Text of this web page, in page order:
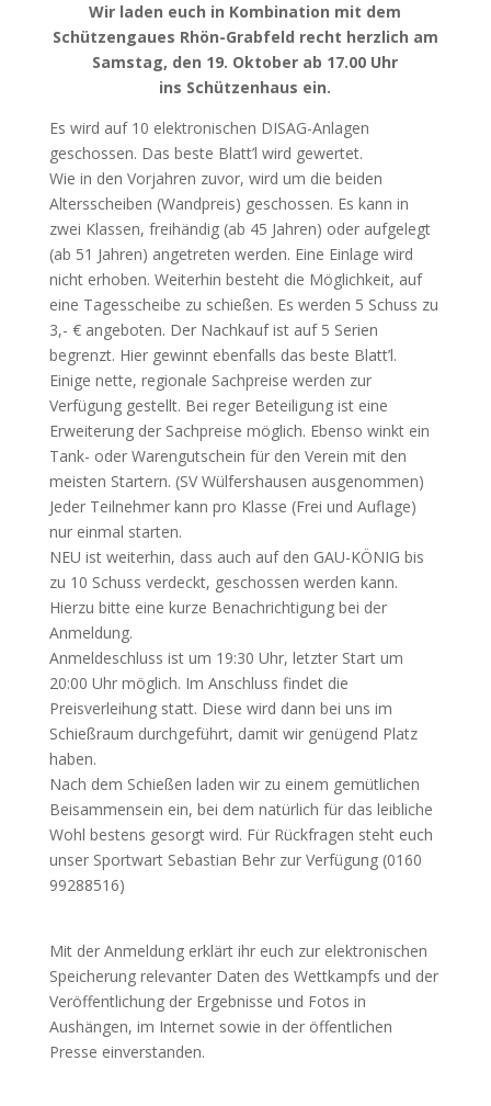
Wir laden euch in Kombination mit dem
Schützengaues Rhön-Grabfeld recht herzlich am
Samstag, den 19. Oktober ab 17.00 Uhr
ins Schützenhaus ein.
Es wird auf 10 elektronischen DISAG-Anlagen
geschossen. Das beste Blatt’l wird gewertet.
Wie in den Vorjahren zuvor, wird um die beiden
Altersscheiben (Wandpreis) geschossen. Es kann in
zwei Klassen, freihändig (ab 45 Jahren) oder aufgelegt
(ab 51 Jahren) angetreten werden. Eine Einlage wird
nicht erhoben. Weiterhin besteht die Möglichkeit, auf
eine Tagesscheibe zu schießen. Es werden 5 Schuss zu
3,- € angeboten. Der Nachkauf ist auf 5 Serien
begrenzt. Hier gewinnt ebenfalls das beste Blatt’l.
Einige nette, regionale Sachpreise werden zur
Verfügung gestellt. Bei reger Beteiligung ist eine
Erweiterung der Sachpreise möglich. Ebenso winkt ein
Tank- oder Warengutschein für den Verein mit den
meisten Startern. (SV Wülfershausen ausgenommen)
Jeder Teilnehmer kann pro Klasse (Frei und Auflage)
nur einmal starten.
NEU ist weiterhin, dass auch auf den GAU-KÖNIG bis
zu 10 Schuss verdeckt, geschossen werden kann.
Hierzu bitte eine kurze Benachrichtigung bei der
Anmeldung.
Anmeldeschluss ist um 19:30 Uhr, letzter Start um
20:00 Uhr möglich. Im Anschluss findet die
Preisverleihung statt. Diese wird dann bei uns im
Schießraum durchgeführt, damit wir genügend Platz
haben.
Nach dem Schießen laden wir zu einem gemütlichen
Beisammensein ein, bei dem natürlich für das leibliche
Wohl bestens gesorgt wird. Für Rückfragen steht euch
unser Sportwart Sebastian Behr zur Verfügung (0160
99288516)
Mit der Anmeldung erklärt ihr euch zur elektronischen
Speicherung relevanter Daten des Wettkampfs und der
Veröffentlichung der Ergebnisse und Fotos in
Aushängen, im Internet sowie in der öffentlichen
Presse einverstanden.